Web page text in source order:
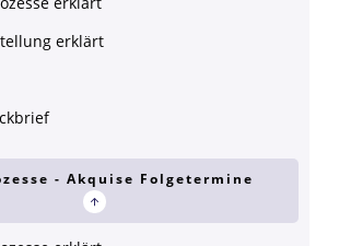
erklärt
- Akquise Folgetermine